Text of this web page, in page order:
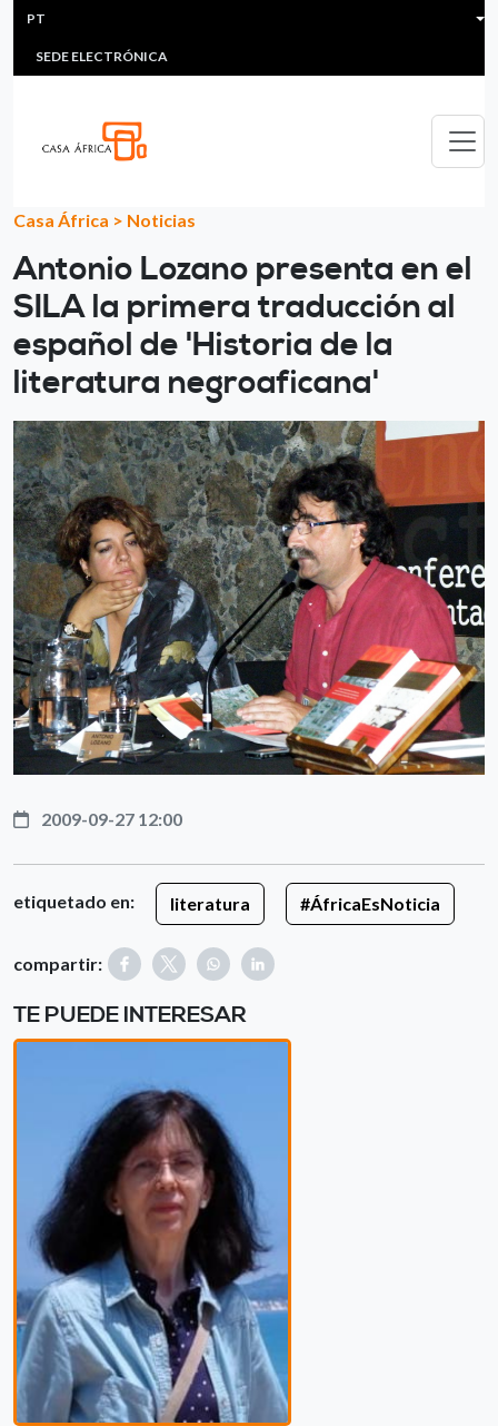
Passar para o conteúdo principal
HEADER MENU
MULTIMEDIA
SEDE ELECTRÓNICA
PT
Casa África > Noticias
Antonio Lozano presenta en el
SILA la primera traducción al
español de 'Historia de la
literatura negroaficana'
2009-09-27 12:00
etiquetado en: literatura #ÁfricaEsNoticia
compartir:
TE PUEDE INTERESAR